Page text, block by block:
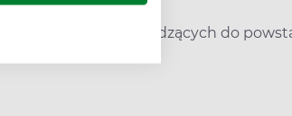
prowadzących do